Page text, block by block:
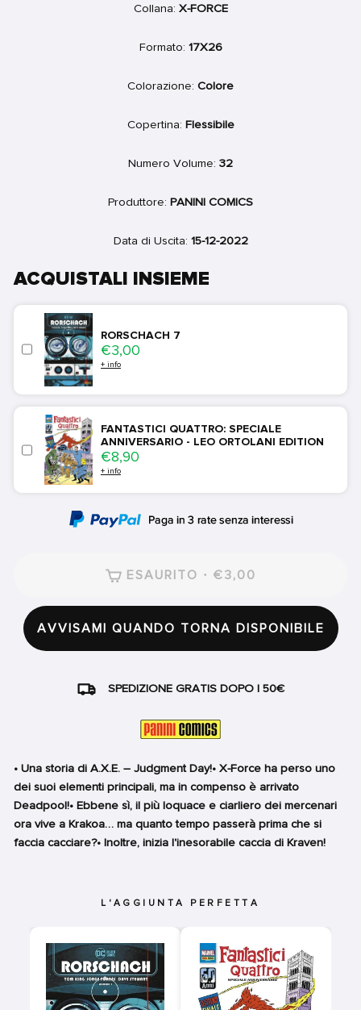
Collana: X-FORCE
Formato: 17X26
Colorazione: Colore
Copertina: Flessibile
Numero Volume: 32
Produttore: PANINI COMICS
Data di Uscita: 15-12-2022
ACQUISTALI INSIEME
RORSCHACH 7
Price
€3,00
+ info
FANTASTICI QUATTRO: SPECIALE
ANNIVERSARIO - LEO ORTOLANI EDITION
Price
€8,90
+ info
ESAURITO · €3,00
AVVISAMI QUANDO TORNA DISPONIBILE
SPEDIZIONE GRATIS DOPO I 50€
• Una storia di A.X.E. – Judgment Day!• X-Force ha perso uno
dei suoi elementi principali, ma in compenso è arrivato
Deadpool!• Ebbene sì, il più loquace e ciarliero dei mercenari
ora vive a Krakoa… ma quanto tempo passerà prima che si
faccia cacciare?• Inoltre, inizia l'inesorabile caccia di Kraven!
L'AGGIUNTA PERFETTA